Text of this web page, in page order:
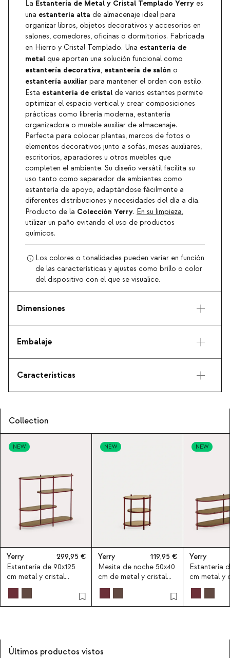
La Estantería de Metal y Cristal Templado Yerry es
una estantería alta de almacenaje ideal para
organizar libros, objetos decorativos y accesorios en
salones, comedores, oficinas o dormitorios. Fabricada
en Hierro y Cristal Templado. Una estantería de
metal que aportan una solución funcional como
estantería decorativa, estantería de salón o
estantería auxiliar para mantener el orden con estilo.
Esta estantería de cristal de varios estantes permite
optimizar el espacio vertical y crear composiciones
prácticas como librería moderna, estantería
organizadora o mueble auxiliar de almacenaje.
Perfecta para colocar plantas, marcos de fotos o
elementos decorativos junto a sofás, mesas auxiliares,
escritorios, aparadores u otros muebles que
completen el ambiente. Su diseño versátil facilita su
uso tanto como separador de ambientes como
estantería de apoyo, adaptándose fácilmente a
diferentes distribuciones y necesidades del día a día.
Producto de la Colección Yerry. En su limpieza,
utilizar un paño evitando el uso de productos
químicos.
Los colores o tonalidades pueden variar en función
de las características y ajustes como brillo o color
del dispositivo con el que se visualice.
Dimensiones
Embalaje
Características
Collection
NEW
Yerry
299,95
Estantería de 90x125
cm metal y cristal
templado Yerry
NEW
Yerry
119,95
Mesita de noche 50x40
cm de metal y cristal
templado Yerry
NEW
Yerry
Estantería
cm metal y
templado
Últimos productos vistos